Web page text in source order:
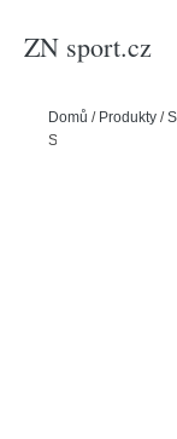
ZN sport.cz
Domů / Produkty /
Sherwood Hokejka